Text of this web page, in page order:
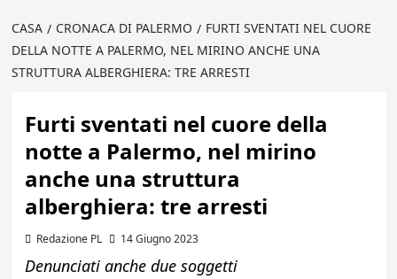
CASA CRONACA DI PALERMO
FURTI SVENTATI NEL CUORE
DELLA NOTTE A PALERMO, NEL MIRINO ANCHE UNA
STRUTTURA ALBERGHIERA: TRE ARRESTI
Furti sventati nel cuore della
notte a Palermo, nel mirino
anche una struttura
alberghiera: tre arresti
Redazione PL 14 Giugno 2023
Denunciati anche due soggetti